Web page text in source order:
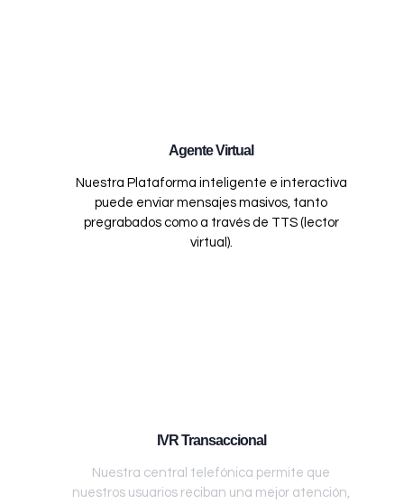
Agente Virtual
Nuestra Plataforma inteligente e interactiva
puede enviar mensajes masivos, tanto
pregrabados como a través de TTS (lector
virtual).
IVR Transaccional
Nuestra central telefónica permite que
nuestros usuarios reciban una mejor atención,